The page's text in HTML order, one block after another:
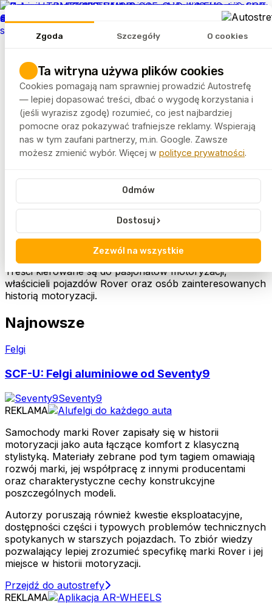
Zgoda Szczegóły O cookies
Ta witryna używa plików cookies
Cookies pomagają nam sprawniej prowadzić Autostrefę
— lepiej dopasować treści, dbać o wygodę korzystania i
(jeśli wyrazisz zgodę) rozumieć, co jest najbardziej
pomocne oraz pokazywać trafniejsze reklamy. Wspierają
nas w tym zaufani partnerzy, m.in. Google. Zawsze
możesz zmienić wybór. Więcej w polityce prywatności.
Odmów
Dostosuj ›
Zezwól na wszystkie
REKLAMA
Artykuły
Rankingi
FELGEO.PL
Autostrefa Tagi Rover
Rover to brytyjska marka samochodów o bogatej historii
i charakterystycznym podejściu do motoryzacji. Artykuły
oznaczone tym tagiem przybliżają dzieje marki, jej
modele oraz rozwiązania techniczne stosowane na
Treści kierowane są do pasjonatów motoryzacji,
właścicieli pojazdów Rover oraz osób zainteresowanych
historią motoryzacji.
Najnowsze
Felgi
SCF-U: Felgi aluminiowe od Seventy9
Seventy9
REKLAMA
Samochody marki Rover zapisały się w historii
motoryzacji jako auta łączące komfort z klasyczną
stylistyką. Materiały zebrane pod tym tagiem omawiają
rozwój marki, jej współpracę z innymi producentami
oraz charakterystyczne cechy konstrukcyjne
poszczególnych modeli.
Autorzy poruszają również kwestie eksploatacyjne,
dostępności części i typowych problemów technicznych
spotykanych w starszych pojazdach. To zbiór wiedzy
pozwalający lepiej zrozumieć specyfikę marki Rover i jej
miejsce w historii motoryzacji.
Przejdź do autostrefy
REKLAMA